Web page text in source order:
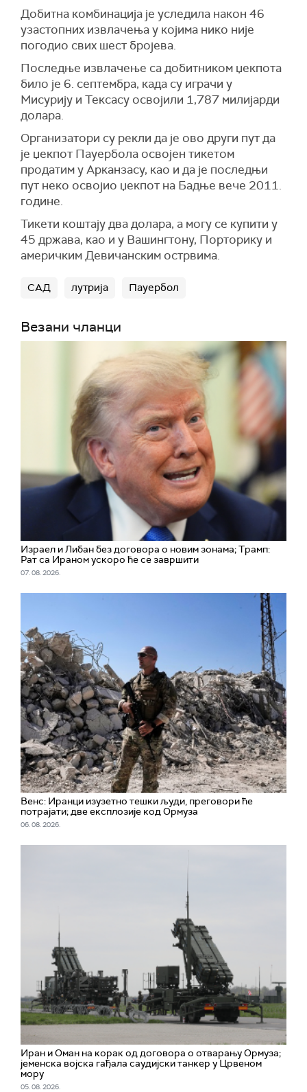
Добитна комбинација је уследила након 46
узастопних извлачења у којима нико није
погодио свих шест бројева.
Последње извлачење са добитником џекпота
било је 6. септембра, када су играчи у
Мисурију и Тексасу освојили 1,787 милијарди
долара.
Организатори су рекли да је ово други пут да
је џекпот Пауербола освојен тикетом
продатим у Арканзасу, као и да је последњи
пут неко освојио џекпот на Бадње вече 2011.
године.
Тикети коштају два долара, а могу се купити у
45 држава, као и у Вашингтону, Порторику и
америчким Девичанским острвима.
САД лутрија Пауербол
Везани чланци
Израел и Либан без договора о новим зонама; Трамп:
Рат са Ираном ускоро ће се завршити
07. 08. 2026.
Венс: Иранци изузетно тешки људи, преговори ће
потрајати; две експлозије код Ормуза
06. 08. 2026.
Иран и Оман на корак од договора о отварању Ормуза;
jеменска војска гађала саудијски танкер у Црвеном
мору
05. 08. 2026.